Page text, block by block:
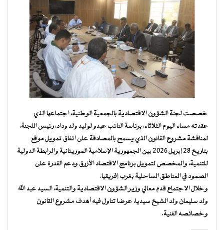
خصصت لجنة الشؤون الاقتصادية بالجمعية الوطنية، اجتماعها الذي
عقدته مساء اليوم الثلاثاء، برئاسة النائب عبدو لوليد ولد وداد، رئيس اللجنة،
لمناقشة مشروع القانون الذي يسمح بالمصادقة على اتفاق تمويل موقع
بتاريخ 28 إبريل 2026 بين الجمهورية الإسلامية الموريتانية والرابطة الدولية
للتنمية، والمخصص لتمويل برنامج الاقتصاد الأزرق ودعم القدرة على
الصمود في المناطق الساحلية بغرب إفريقيا.
وخلال الاجتماع قدم معالي وزير الشؤون الاقتصادية والتنمية، السيد عبد الله
ولد سليمان ولد الشيخ سيديا، عرضا تناول فيه أهدف مشروع القانون
وخصائصه الفنية.